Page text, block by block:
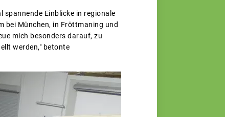
Einblicke in regionale
bei München, in Fröttmaning und
mich besonders darauf, zu
werden," betonte